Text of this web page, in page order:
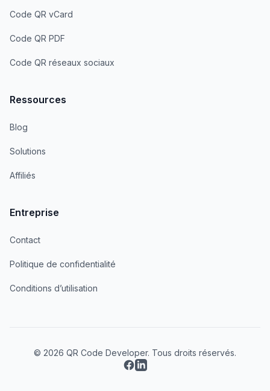
Code QR vCard
Code QR PDF
Code QR réseaux sociaux
Ressources
Blog
Solutions
Affiliés
Entreprise
Contact
Politique de confidentialité
Conditions d’utilisation
© 2026 QR Code Developer. Tous droits réservés.